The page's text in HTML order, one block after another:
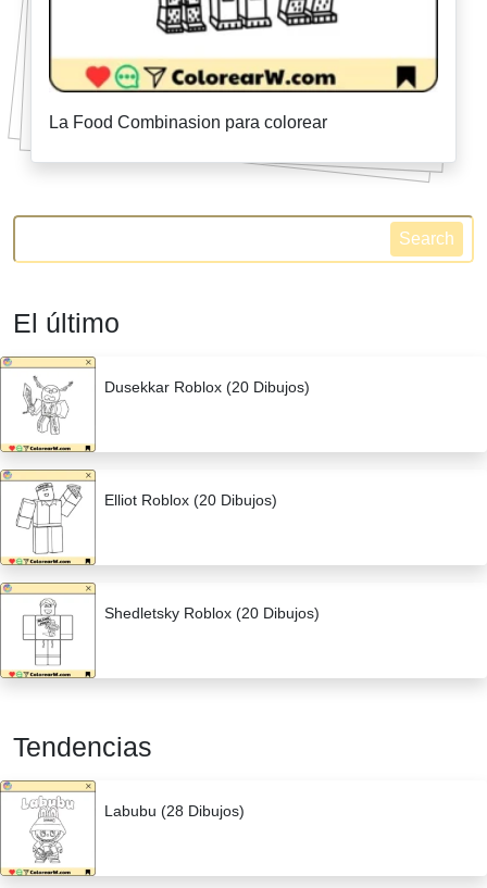
La Food Combinasion para colorear
Search
El último
Dusekkar Roblox (20 Dibujos)
Elliot Roblox (20 Dibujos)
Shedletsky Roblox (20 Dibujos)
Tendencias
Labubu (28 Dibujos)